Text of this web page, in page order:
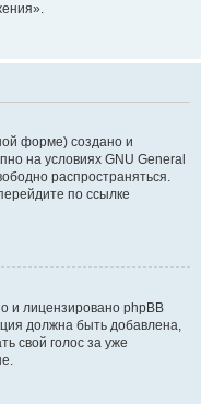
форме) создано и
на условиях GNU General
распространяться.
по ссылке
и лицензировано phpBB
должна быть добавлена,
свой голос за уже